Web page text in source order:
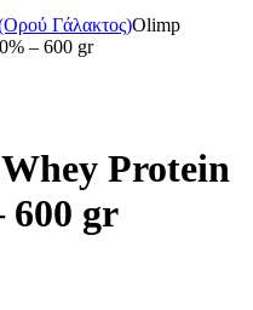
Γάλακτος)Olimp
– 600 gr
Protein
600 gr